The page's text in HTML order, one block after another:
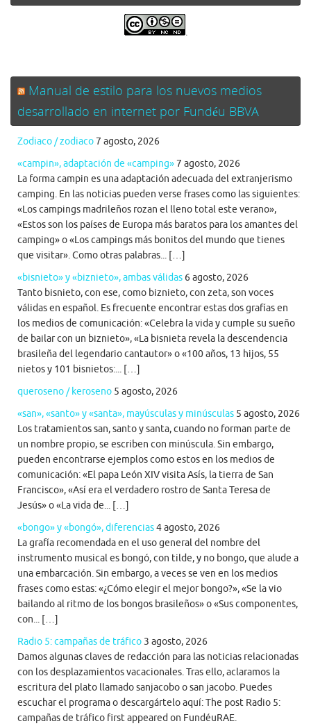
.
Manual de estilo para los nuevos medios
desarrollado en internet por Fundéu BBVA
Zodiaco / zodiaco7 agosto, 2026
«campin», adaptación de «camping»7 agosto, 2026
La forma campin es una adaptación adecuada del extranjerismo
camping. En las noticias pueden verse frases como las siguientes:
«Los campings madrileños rozan el lleno total este verano»,
«Estos son los países de Europa más baratos para los amantes del
camping» o «Los campings más bonitos del mundo que tienes
que visitar». Como otras palabras... […]
«bisnieto» y «biznieto», ambas válidas 6 agosto, 2026
Tanto bisnieto, con ese, como biznieto, con zeta, son voces
válidas en español. Es frecuente encontrar estas dos grafías en
los medios de comunicación: «Celebra la vida y cumple su sueño
de bailar con un biznieto», «La bisnieta revela la descendencia
brasileña del legendario cantautor» o «100 años, 13 hijos, 55
nietos y 101 bisnietos:... […]
queroseno / keroseno 5 agosto, 2026
«san», «santo» y «santa», mayúsculas y minúsculas 5 agosto, 2026
Los tratamientos san, santo y santa, cuando no forman parte de
un nombre propio, se escriben con minúscula. Sin embargo,
pueden encontrarse ejemplos como estos en los medios de
comunicación: «El papa León XIV visita Asís, la tierra de San
Francisco», «Así era el verdadero rostro de Santa Teresa de
Jesús» o «La vida de... […]
«bongo» y «bongó», diferencias4 agosto, 2026
La grafía recomendada en el uso general del nombre del
instrumento musical es bongó, con tilde, y no bongo, que alude a
una embarcación. Sin embargo, a veces se ven en los medios
frases como estas: «¿Cómo elegir el mejor bongo?», «Se la vio
bailando al ritmo de los bongos brasileños» o «Sus componentes,
con... […]
Radio 5: campañas de tráfico 3 agosto, 2026
Damos algunas claves de redacción para las noticias relacionadas
con los desplazamientos vacacionales. Tras ello, aclaramos la
escritura del plato llamado sanjacobo o san jacobo. Puedes
escuchar el programa o descargártelo aquí: The post Radio 5:
campañas de tráfico first appeared on FundéuRAE.